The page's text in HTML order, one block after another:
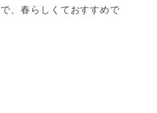
、春らしくておすすめで